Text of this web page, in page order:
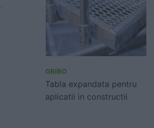
GRIRO
Tabla expandata pentru
aplicatii in constructii